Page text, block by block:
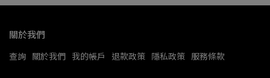
關於我們
查詢 關於我們 我的帳戶 退款政策 隱私政策 服務條款